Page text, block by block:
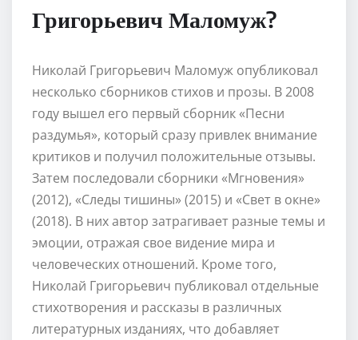
Григорьевич Маломуж?
Николай Григорьевич Маломуж опубликовал
несколько сборников стихов и прозы. В 2008
году вышел его первый сборник «Песни
раздумья», который сразу привлек внимание
критиков и получил положительные отзывы.
Затем последовали сборники «Мгновения»
(2012), «Следы тишины» (2015) и «Свет в окне»
(2018). В них автор затрагивает разные темы и
эмоции, отражая свое видение мира и
человеческих отношений. Кроме того,
Николай Григорьевич публиковал отдельные
стихотворения и рассказы в различных
литературных изданиях, что добавляет